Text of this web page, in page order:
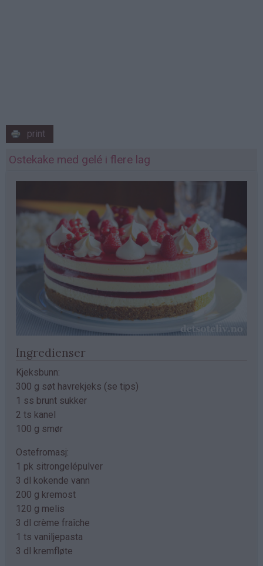
print
Ostekake med gelé i flere lag
Ingredienser
Kjeksbunn:
300 g søt havrekjeks (se tips)
1 ss brunt sukker
2 ts kanel
100 g smør
Ostefromasj:
1 pk sitrongelépulver
3 dl kokende vann
200 g kremost
120 g melis
3 dl crème fraîche
1 ts vaniljepasta
3 dl kremfløte